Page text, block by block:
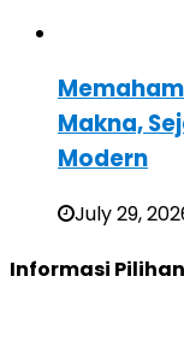
Makna,
Modern
July 29,
Informasi Pilihan